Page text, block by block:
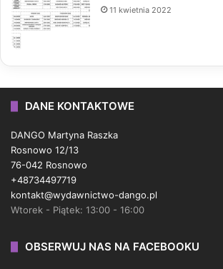
11 kwietnia 2022
DANE KONTAKTOWE
DANGO Martyna Raszka
Rosnowo 12/13
76-042 Rosnowo
+48734497719
kontakt@wydawnictwo-dango.pl
Wtorek - Piątek: 13:00 - 16:00
OBSERWUJ NAS NA FACEBOOKU